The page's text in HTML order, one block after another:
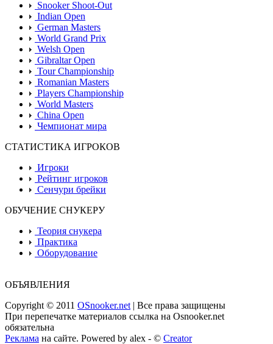
Snooker Shoot-Out
Indian Open
German Masters
World Grand Prix
Welsh Open
Gibraltar Open
Tour Championship
Romanian Masters
Players Championship
World Masters
China Open
Чемпионат мира
СТАТИСТИКА ИГРОКОВ
Игроки
Рейтинг игроков
Сенчури брейки
ОБУЧЕНИЕ СНУКЕРУ
Теория снукера
Практика
Оборудование
ОБЪЯВЛЕНИЯ
Copyright © 2011 OSnooker.net| Все права защищены
При перепечатке материалов ссылка на Osnooker.net
обязательна
Реклама на сайте. Powered by alex - © Creator